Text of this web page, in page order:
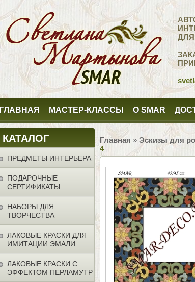
ГЛАВНАЯ МАСТЕР-КЛАССЫ О SMAR
КАТАЛОГ
ПРЕДМЕТЫ ИНТЕРЬЕРА
ПОДАРОЧНЫЕ
СЕРТИФИКАТЫ
НАБОРЫ ДЛЯ
ТВОРЧЕСТВА
ЛАКОВЫЕ КРАСКИ ДЛЯ
ИМИТАЦИИ ЭМАЛИ
ЛАКОВЫЕ КРАСКИ С
ЭФФЕКТОМ ПЕРЛАМУТР
Главная » Эскизы для
4